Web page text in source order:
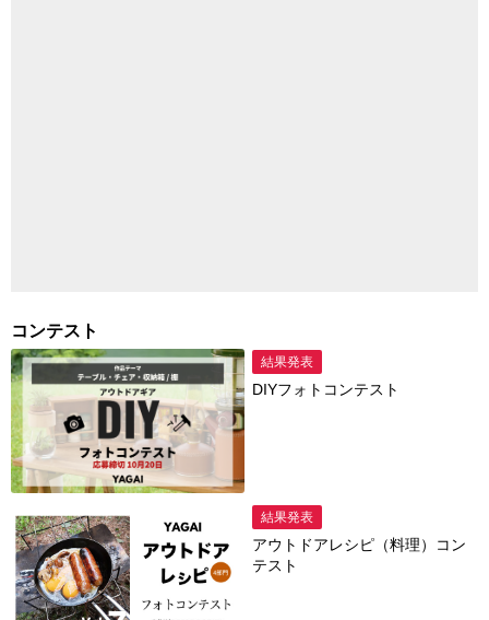
コンテスト
結果発表
DIYフォトコンテスト
結果発表
アウトドアレシピ（料理）コン
テスト